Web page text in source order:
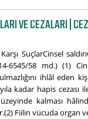
VE CEZALARI |
SuçlarCinsel
6545/58 md.) (1)
ihlâl eden
kadar hapis cezası
kalması
Fiilin vücuda organ